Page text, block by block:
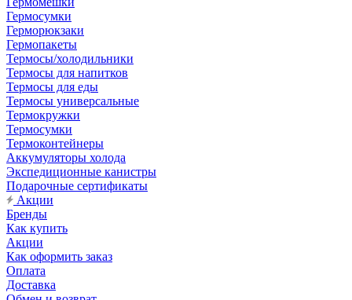
Гермосумки
Герморюкзаки
Гермопакеты
Термосы/холодильники
Термосы для напитков
Термосы для еды
Термосы универсальные
Термокружки
Термосумки
Термоконтейнеры
Аккумуляторы холода
Экспедиционные канистры
Подарочные сертификаты
Акции
Бренды
Как купить
Акции
Как оформить заказ
Оплата
Доставка